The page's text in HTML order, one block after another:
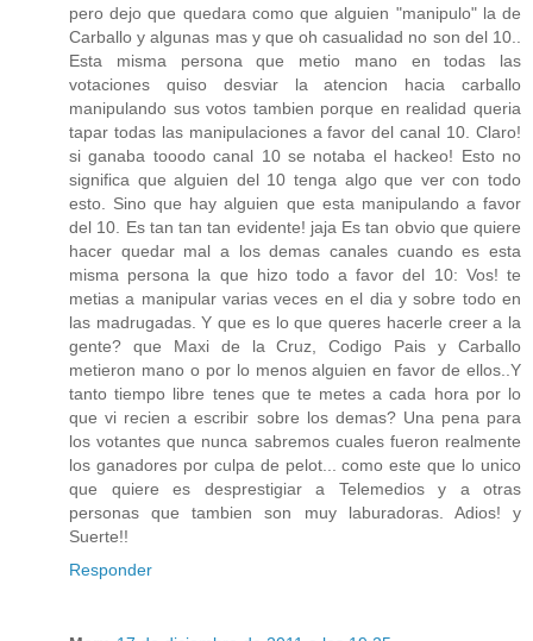
pero dejo que quedara como que alguien "manipulo" la de
Carballo y algunas mas y que oh casualidad no son del 10..
Esta misma persona que metio mano en todas las
votaciones quiso desviar la atencion hacia carballo
manipulando sus votos tambien porque en realidad queria
tapar todas las manipulaciones a favor del canal 10. Claro!
si ganaba tooodo canal 10 se notaba el hackeo! Esto no
significa que alguien del 10 tenga algo que ver con todo
esto. Sino que hay alguien que esta manipulando a favor
del 10. Es tan tan tan evidente! jaja Es tan obvio que quiere
hacer quedar mal a los demas canales cuando es esta
misma persona la que hizo todo a favor del 10: Vos! te
metias a manipular varias veces en el dia y sobre todo en
las madrugadas. Y que es lo que queres hacerle creer a la
gente? que Maxi de la Cruz, Codigo Pais y Carballo
metieron mano o por lo menos alguien en favor de ellos..Y
tanto tiempo libre tenes que te metes a cada hora por lo
que vi recien a escribir sobre los demas? Una pena para
los votantes que nunca sabremos cuales fueron realmente
los ganadores por culpa de pelot... como este que lo unico
que quiere es desprestigiar a Telemedios y a otras
personas que tambien son muy laburadoras. Adios! y
Suerte!!
Responder